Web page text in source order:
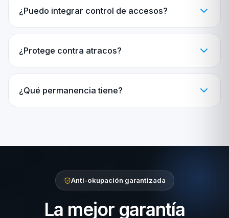
¿Puedo integrar control de accesos?
¿Protege contra atracos?
¿Qué permanencia tiene?
Anti-okupación garantizada
La mejor garantía